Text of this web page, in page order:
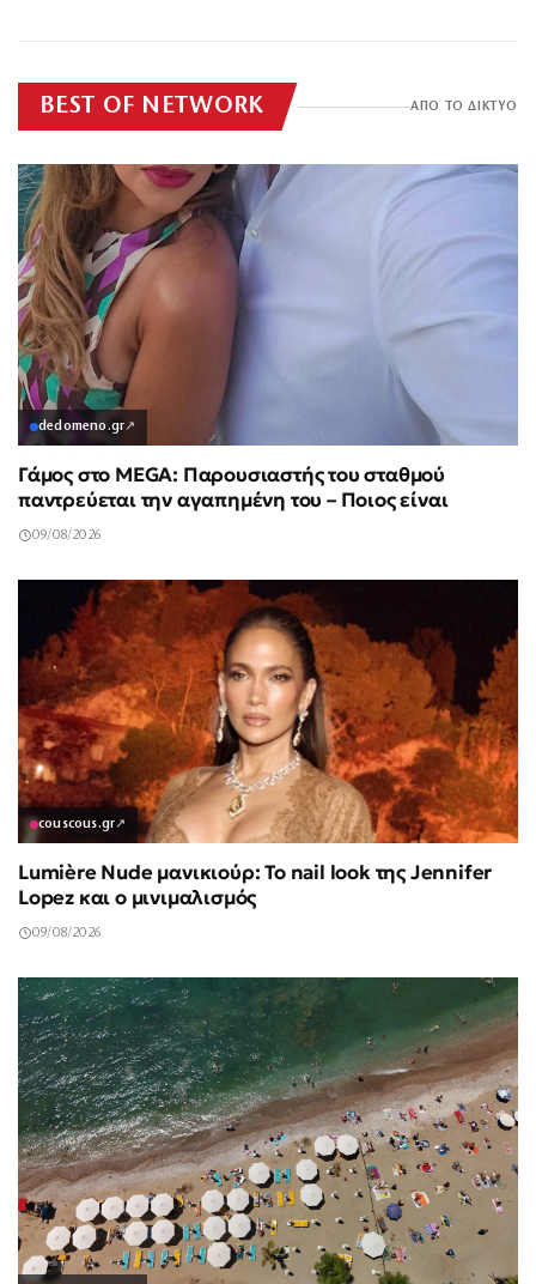
BEST OF NETWORK ΑΠΟ ΤΟ ΔΙΚΤΥΟ
dedomeno.gr↗
Γάμος στο MEGA: Παρουσιαστής του σταθμού
παντρεύεται την αγαπημένη του – Ποιος είναι
09/08/2026
couscous.gr↗
Lumière Nude μανικιούρ: Το nail look της Jennifer
Lopez και ο μινιμαλισμός
09/08/2026